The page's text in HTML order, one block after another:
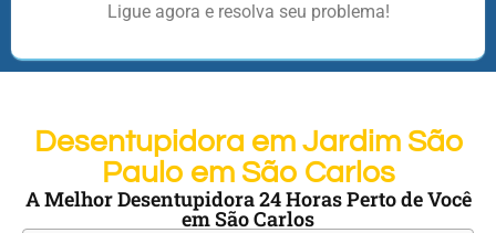
Ligue agora e resolva seu problema!
Desentupidora em Jardim São
Paulo em São Carlos
A Melhor Desentupidora 24 Horas Perto de Você
em São Carlos